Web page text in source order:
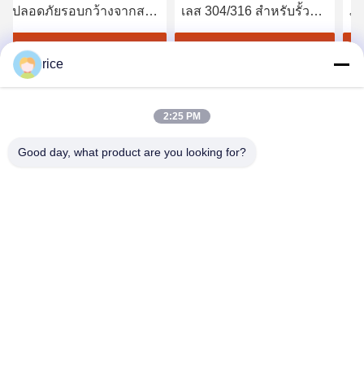
ปลอดภัยรอบกว้างจากส
แตนเลส สําหรับการ
ป้องกันการตกของพารา
บอลในความสูงสูงสูง
หา ราคา ที่ ดี ที่สุด
เลส 304/316 สำหรับรั้ว
นิรภัย Helideck
ภั
ส
rice
2:25 PM
Good day, what product are you looking for?